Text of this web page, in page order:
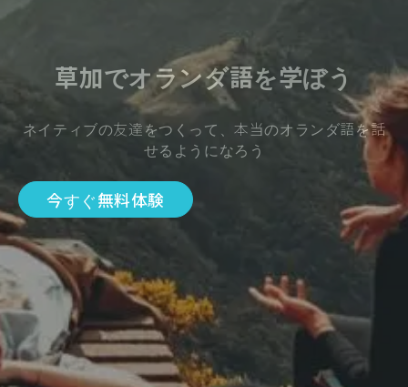
草加でオランダ語を学ぼう
ネイティブの友達をつくって、本当のオランダ語を話
せるようになろう
今すぐ無料体験